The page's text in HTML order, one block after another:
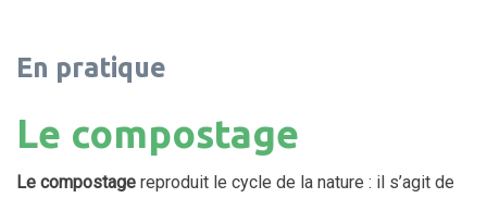
En pratique
Le compostage
Le compostage reproduit le cycle de la nature : il s’agit de